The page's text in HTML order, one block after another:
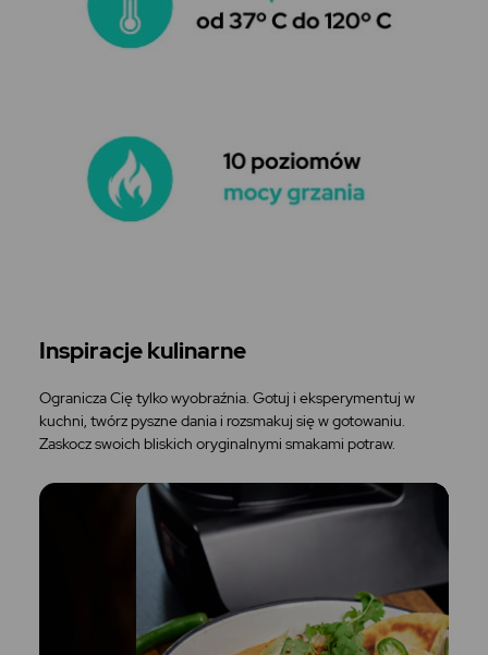
Inspiracje kulinarne
Ogranicza Cię tylko wyobraźnia. Gotuj i eksperymentuj w
kuchni, twórz pyszne dania i rozsmakuj się w gotowaniu.
Zaskocz swoich bliskich oryginalnymi smakami potraw.